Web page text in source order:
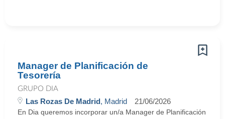
Manager de Planificación de
Tesorería
GRUPO DIA
Las Rozas De Madrid, Madrid 21/06/2026
En Dia queremos incorporar un/a Manager de Planificación